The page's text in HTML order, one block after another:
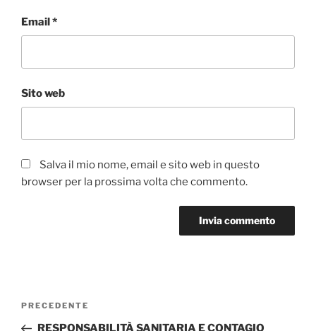
Email*
Sito web
Salva il mio nome, email e sito web in questo
browser per la prossima volta che commento.
Navigazione
Articolo
precedente:
PRECEDENTE